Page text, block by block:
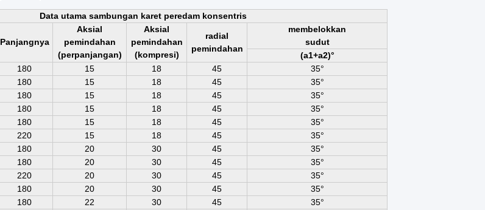
Data utama sambungan karet peredam konsentris
Panjangnya
Aksial
pemindahan
(perpanjangan)
Aksial
pemindahan
(kompresi)
radial
pemindahan
membelokkan
sudut
(a1+a2)°
180 15 18 45
35°
180 15 18 45
35°
180 15 18 45
35°
180 15 18 45
35°
180 15 18 45
35°
220 15 18 45
35°
180 20 30 45
35°
180 20 30 45
35°
220 20 30 45
35°
180 20 30 45
35°
180 22 30 45
35°